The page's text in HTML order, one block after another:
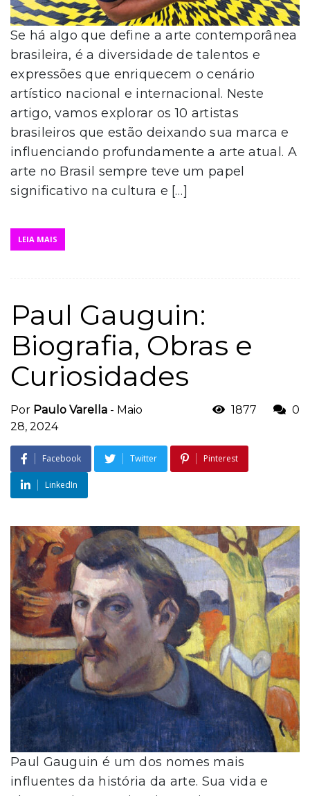
Se há algo que define a arte contemporânea
brasileira, é a diversidade de talentos e
expressões que enriquecem o cenário
artístico nacional e internacional. Neste
artigo, vamos explorar os 10 artistas
brasileiros que estão deixando sua marca e
influenciando profundamente a arte atual. A
arte no Brasil sempre teve um papel
significativo na cultura e […]
LEIA MAIS
Paul Gauguin:
Biografia, Obras e
Curiosidades
Por Paulo Varella - Maio
28, 2024
1877 0
Facebook Twitter Pinterest
LinkedIn
Paul Gauguin é um dos nomes mais
influentes da história da arte. Sua vida e